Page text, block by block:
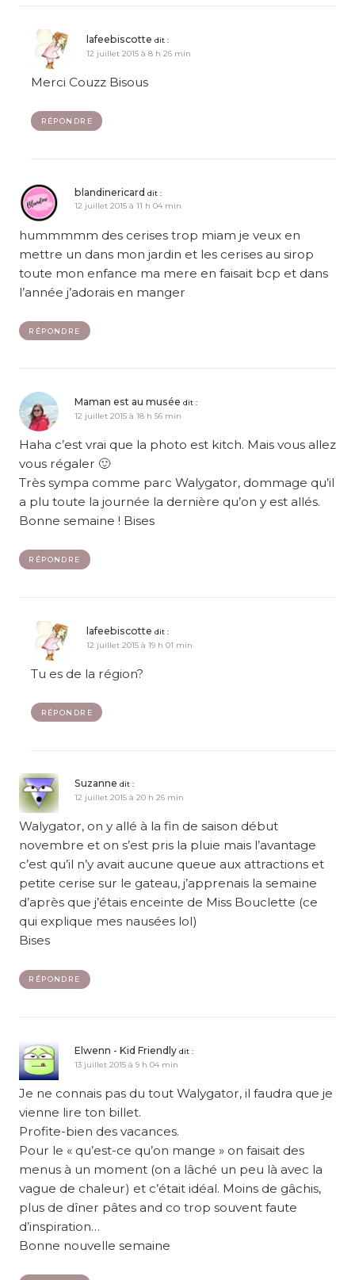
lafeebiscotte dit :
12 juillet 2015 à 8 h 26 min
Merci Couzz Bisous
RÉPONDRE
blandinericard dit :
12 juillet 2015 à 11 h 04 min
hummmmm des cerises trop miam je veux en
mettre un dans mon jardin et les cerises au sirop
toute mon enfance ma mere en faisait bcp et dans
l’année j’adorais en manger
RÉPONDRE
Maman est au musée dit :
12 juillet 2015 à 18 h 56 min
Haha c’est vrai que la photo est kitch. Mais vous allez
vous régaler 🙂
Très sympa comme parc Walygator, dommage qu’il
a plu toute la journée la dernière qu’on y est allés.
Bonne semaine ! Bises
RÉPONDRE
lafeebiscotte dit :
12 juillet 2015 à 19 h 01 min
Tu es de la région?
RÉPONDRE
Suzanne dit :
12 juillet 2015 à 20 h 26 min
Walygator, on y allé à la fin de saison début
novembre et on s’est pris la pluie mais l’avantage
c’est qu’il n’y avait aucune queue aux attractions et
petite cerise sur le gateau, j’apprenais la semaine
d’après que j’étais enceinte de Miss Bouclette (ce
qui explique mes nausées lol)
Bises
RÉPONDRE
Elwenn - Kid Friendly dit :
13 juillet 2015 à 9 h 04 min
Je ne connais pas du tout Walygator, il faudra que je
vienne lire ton billet.
Profite-bien des vacances.
Pour le « qu’est-ce qu’on mange » on faisait des
menus à un moment (on a lâché un peu là avec la
vague de chaleur) et c’était idéal. Moins de gâchis,
plus de dîner pâtes and co trop souvent faute
d’inspiration…
Bonne nouvelle semaine